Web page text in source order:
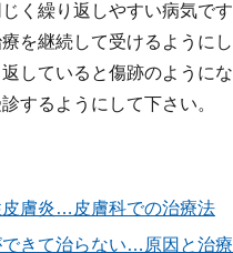
く繰り返しやすい病気で
を継続して受けるように
していると傷跡のように
するようにして下さい。
膚炎…皮膚科での治療法
きて治らない…原因と治